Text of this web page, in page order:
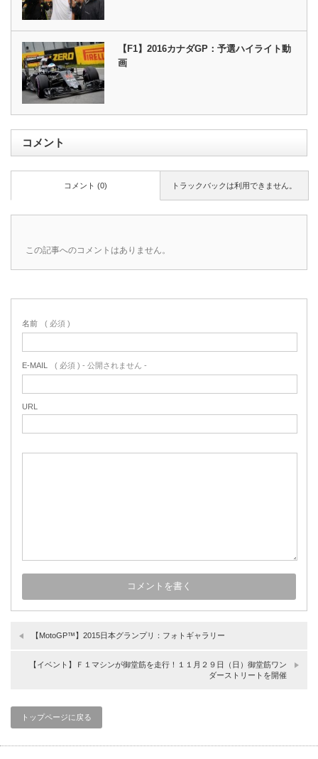
【F1】2016カナダGP：予選ハイライト動
画
コメント
トラックバックは利用できません。
コメント (0)
この記事へのコメントはありません。
名前 ( 必須 )
E-MAIL ( 必須 ) - 公開されません -
URL
【MotoGP™】2015日本グランプリ：フォトギャラリー
【イベント】Ｆ１マシンが御堂筋を走行！１１月２９日（日）御堂筋ワン
ダーストリートを開催
トップページに戻る